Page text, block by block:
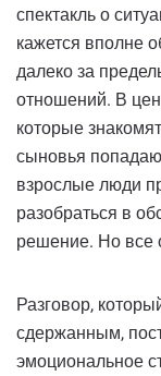
спектакль о
кажется вполне
далеко за
отношений. В
которые
сыновья
взрослые люди
разобраться в
решение. Но все
Разговор,
сдержанным,
эмоциональное